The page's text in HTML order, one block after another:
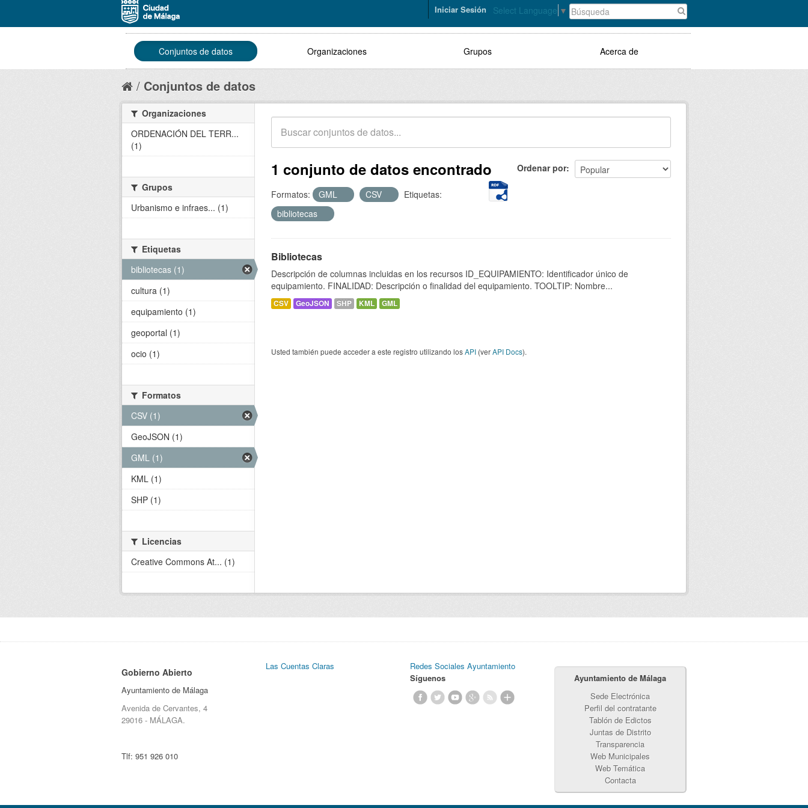
Select Language ▼
Iniciar Sesión
Conjuntos de datos Organizaciones Grupos Acerca de
Conjuntos de datos
Ordenar por
1 conjunto de datos encontrado
Formatos: GML CSV
Etiquetas:
bibliotecas
Bibliotecas
Descripción de columnas incluidas en los recursos ID_EQUIPAMIENTO: Identificador único de
equipamiento. FINALIDAD: Descripción o finalidad del equipamiento. TOOLTIP: Nombre...
CSV GeoJSON SHP KML GML
Usted también puede acceder a este registro utilizando losAPI (verAPI Docs).
Organizaciones
ORDENACIÓN DEL TERR...
(1)
Grupos
Urbanismo e infraes... (1)
Etiquetas
bibliotecas (1)
cultura (1)
equipamiento (1)
geoportal (1)
ocio (1)
Formatos
CSV (1)
GeoJSON (1)
GML (1)
KML (1)
SHP (1)
Licencias
Creative Commons At... (1)
Gobierno Abierto
Ayuntamiento de Málaga
Avenida de Cervantes, 4
29016 - MÁLAGA.
Tlf: 951 926 010
Las Cuentas Claras
Redes Sociales Ayuntamiento
Síguenos
Ayuntamiento de Málaga
Sede Electrónica
Perfil del contratante
Tablón de Edictos
Juntas de Distrito
Transparencia
Web Municipales
Web Temática
Contacta